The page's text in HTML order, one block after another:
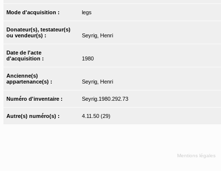
Mode d'acquisition : legs
Donateur(s), testateur(s)
ou vendeur(s) :
Seyrig, Henri
Date de l'acte
d'acquisition :
1980
Ancienne(s)
appartenance(s) :
Seyrig, Henri
Numéro d'inventaire : Seyrig.1980.292.73
Autre(s) numéro(s) : 4.11.50 (29)
Mentions légales